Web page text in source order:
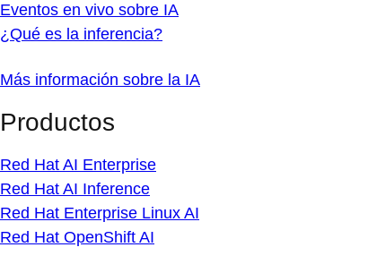
Eventos en vivo sobre IA
¿Qué es la inferencia?
Más información sobre la IA
Productos
Red Hat AI Enterprise
Red Hat AI Inference
Red Hat Enterprise Linux AI
Red Hat OpenShift AI